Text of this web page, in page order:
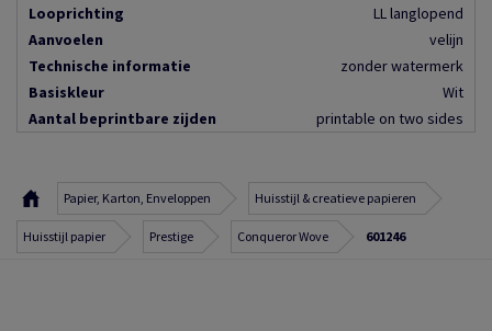
Looprichting
LL langlopend
Aanvoelen
velijn
Technische informatie
zonder watermerk
Basiskleur
Wit
Aantal beprintbare zijden
printable on two sides
Papier, Karton, Enveloppen Huisstijl & creatieve papieren
Huisstijl papier Prestige Conqueror Wove 601246